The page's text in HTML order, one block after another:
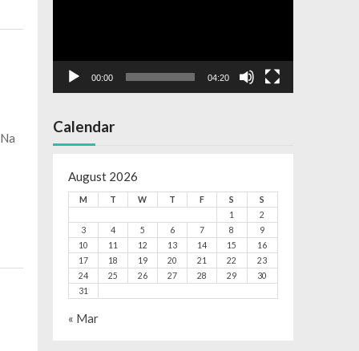
00:00 04:20
Calendar
August 2026
M T W T F S
S
1
2
3
4 5 6 7 8
9
10
11 12 13 14 15
16
17
18 19 20 21 22
23
24
25 26 27 28 29
30
31
« Mar